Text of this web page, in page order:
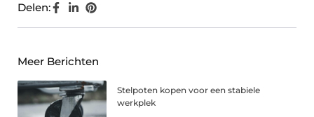
Delen:
Meer Berichten
Stelpoten kopen voor een stabiele
werkplek